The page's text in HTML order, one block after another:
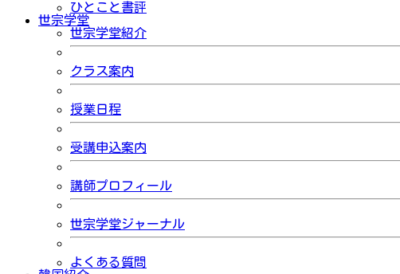
ひとこと書評
世宗学堂
世宗学堂紹介
クラス案内
授業日程
受講申込案内
講師プロフィール
世宗学堂ジャーナル
よくある質問